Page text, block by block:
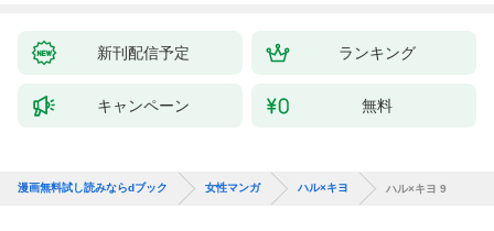
新刊配信予定 ランキング
キャンペーン 無料
漫画無料試し読みならdブック 女性マンガ ハル×キヨ ハル×キヨ 9